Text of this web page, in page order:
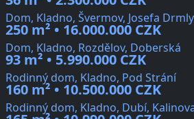
Dom, Kladno, Švermov, Josefa Drmly
250 m² • 16.000.000 CZK
Dom, Kladno, Rozdělov, Doberská
93 m² • 5.990.000 CZK
Rodinný dom, Kladno, Pod Strání
160 m² • 10.500.000 CZK
Rodinný dom, Kladno, Dubí,